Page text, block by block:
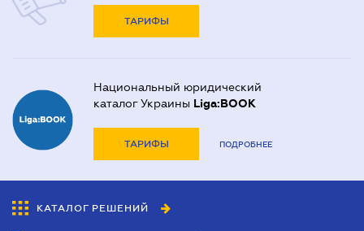
ТАРИФЫ
Национальный юридический
каталог Украины Liga:BOOK
ТАРИФЫ ПОДРОБНЕЕ
КАТАЛОГ РЕШЕНИЙ